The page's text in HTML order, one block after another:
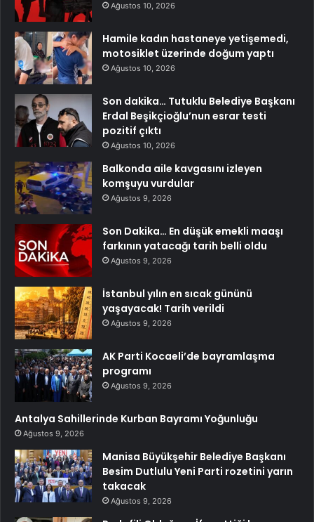
Ağustos 10, 2026
Hamile kadın hastaneye yetişemedi,
motosiklet üzerinde doğum yaptı
Ağustos 10, 2026
Son dakika… Tutuklu Belediye Başkanı
Erdal Beşikçioğlu’nun esrar testi
pozitif çıktı
Ağustos 10, 2026
Balkonda aile kavgasını izleyen
komşuyu vurdular
Ağustos 9, 2026
Son Dakika… En düşük emekli maaşı
farkının yatacağı tarih belli oldu
Ağustos 9, 2026
İstanbul yılın en sıcak gününü
yaşayacak! Tarih verildi
Ağustos 9, 2026
AK Parti Kocaeli’de bayramlaşma
programı
Ağustos 9, 2026
Antalya Sahillerinde Kurban Bayramı Yoğunluğu
Ağustos 9, 2026
Manisa Büyükşehir Belediye Başkanı
Besim Dutlulu Yeni Parti rozetini yarın
takacak
Ağustos 9, 2026